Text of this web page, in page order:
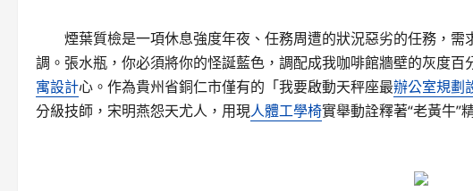
煙葉質檢是一項休息強度年夜、任務周遭的狀況惡劣的任務，需
調。張水瓶，你必須將你的怪誕藍色，調配成我咖啡館牆壁的灰度
寓設計心。作為貴州省銅仁市僅有的「我要啟動天秤座最辦公室規劃
分級技師，宋明燕怨天尤人，用現人體工學椅實舉動詮釋著“老黃牛”